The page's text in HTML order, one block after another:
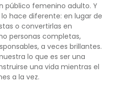
público femenino adulto. Y
hace diferente: en lugar de
o convertirlas en
personas completas,
a veces brillantes.
lo que es ser una
una vida mientras el
a la vez.